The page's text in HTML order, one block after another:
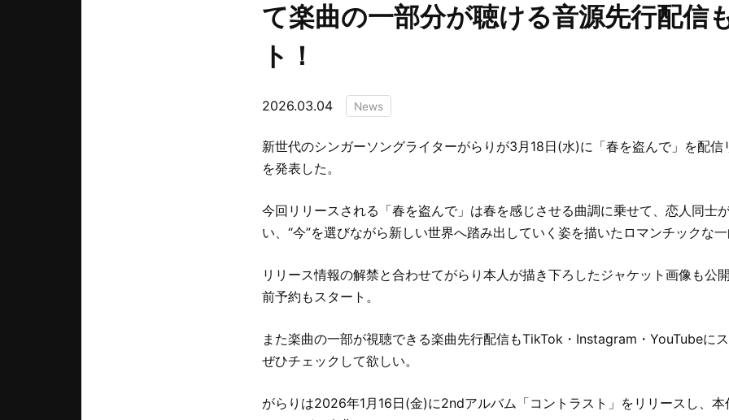
て楽曲の一部分が聴ける音源先行配信
ト！
2026.03.04 News
新世代のシンガーソングライターがらりが3月18日(水)に「春を盗んで」を配信
を発表した。
今回リリースされる「春を盗んで」は春を感じさせる曲調に乗せて、恋人同士
い、“今”を選びながら新しい世界へ踏み出していく姿を描いたロマンチックな一
リリース情報の解禁と合わせてがらり本人が描き下ろしたジャケット画像も公
前予約もスタート。
また楽曲の一部が視聴できる楽曲先行配信もTikTok・Instagram・YouTubeに
ぜひチェックして欲しい。
がらりは2026年1月16日(金)に2ndアルバム「コントラスト」をリリースし、